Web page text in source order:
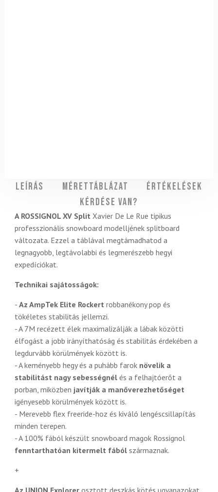
Leírás Mérettáblázat
Értékelések
Kérdése van?
A ROSSIGNOL XV Split Xavier De Le Rue tipikus
professzionális snowboard modelljének splitboard
változata. Ezzel a táblával megtámadhatod a
legnagyobb, legtávolabbi és legmerészebb hegyi
expedíciókat.
Technikai sajátosságok:
- Az AmpTek Elite Rockert robbanékony pop és
tökéletes stabilitás jellemzi.
- A 7M recézett élek maximalizálják a lábak közötti
élfogást a jobb irányíthatóság és stabilitás érdekében a
legdurvább körülmények között is.
- A keményebb hegy és a puhább farok növelik a
stabilitást nagy sebességnél és a felhajtóerőt a
porban, miközben javítják a manőverezhetőséget
igényesebb körülmények között is.
- Merevebb flex freeride-hoz és kiváló lengéscsillapítás
minden terepen.
- A 100% fából készült snowboard magok Rossignol
fenntarthatóan kitermelt fából származnak.
+
Az UNION Explorer osztott deszkás kötés ugyanazokat